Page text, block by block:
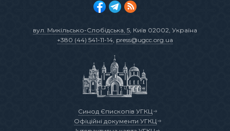
вул. Микільсько-Слобідська, 5, Київ 02002, Україна
+380 (44) 541-11-14, press@ugcc.org.ua
Синод Єпископів УГКЦ
Офіційні документи УГКЦ